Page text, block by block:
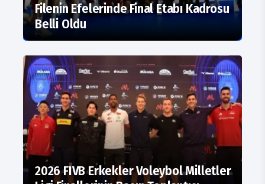
Filenin Efelerinde Final Etabı Kadrosu
Belli Oldu
2026 FIVB Erkekler Voleybol Milletler